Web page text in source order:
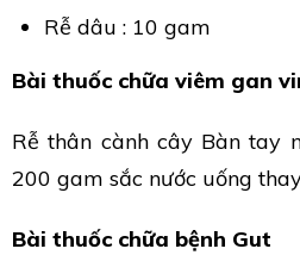
Rễ dâu : 10 gam
Bài thuốc chữa viêm gan
Rễ thân cành cây Bàn tay
200 gam sắc nước uống
Bài thuốc chữa bệnh Gut